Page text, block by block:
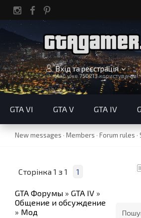
Вхід та реєстрація
Нас уже750213користувачів!
GTA VI GTA V GTA IV
New messages · Members · Forum rules ·
Сторінка 1 з 1 1
GTA Форумы » GTA IV »
Общение и обсуждение
» Мод